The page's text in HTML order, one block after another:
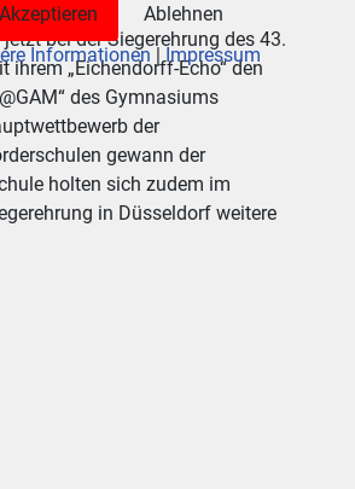
bei der Siegerehrung des 43.
„Eichendorff-Echo“ den
des Gymnasiums
der
gewann der
holten sich zudem im
in Düsseldorf weitere
Akzeptieren
Ablehnen
Informationen |Impressum